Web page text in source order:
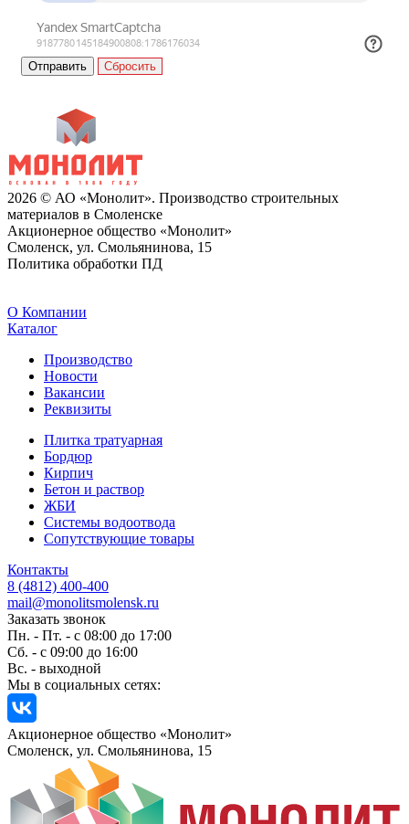
Сбросить
2026 © АО «Монолит». Производство строительных
материалов в Смоленске
Акционерное общество «Монолит»
Смоленск, ул. Смольянинова, 15
Политика обработки ПД
O Компании
Каталог
Производство
Новости
Вакансии
Реквизиты
Плитка тратуарная
Бордюр
Кирпич
Бетон и раствор
ЖБИ
Системы водоотвода
Сопутствующие товары
Контакты
8 (4812) 400-400
mail@monolitsmolensk.ru
Заказать звонок
Пн. - Пт. - с 08:00 до 17:00
Сб. - с 09:00 до 16:00
Вс. - выходной
Мы в социальных сетях:
Акционерное общество «Монолит»
Смоленск, ул. Смольянинова, 15